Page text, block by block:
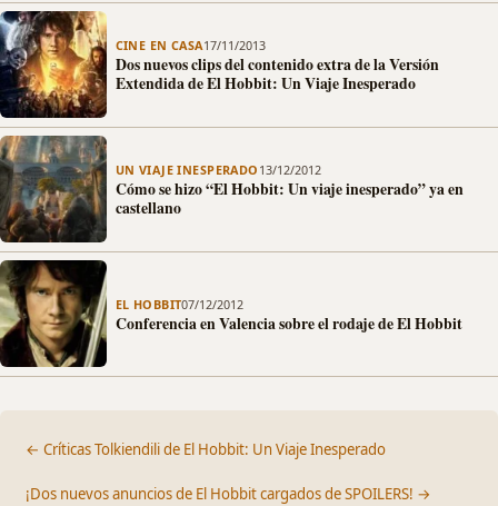
CINE EN CASA17/11/2013
Dos nuevos clips del contenido extra de la Versión
Extendida de El Hobbit: Un Viaje Inesperado
UN VIAJE INESPERADO 13/12/2012
Cómo se hizo “El Hobbit: Un viaje inesperado” ya en
castellano
EL HOBBIT07/12/2012
Conferencia en Valencia sobre el rodaje de El Hobbit
← Críticas Tolkiendili de El Hobbit: Un Viaje Inesperado
¡Dos nuevos anuncios de El Hobbit cargados de SPOILERS! →